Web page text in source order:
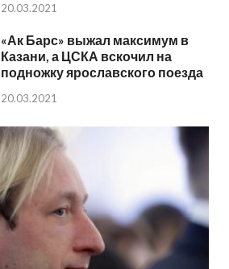
20.03.2021
«Ак Барс» выжал максимум в
Казани, а ЦСКА вскочил на
подножку ярославского поезда
20.03.2021